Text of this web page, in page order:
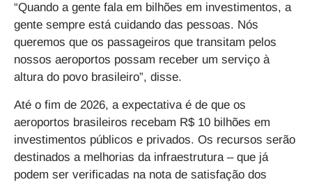
“Quando a gente fala em bilhões em investimentos, a
gente sempre está cuidando das pessoas. Nós
queremos que os passageiros que transitam pelos
nossos aeroportos possam receber um serviço à
altura do povo brasileiro”, disse.
Até o fim de 2026, a expectativa é de que os
aeroportos brasileiros recebam R$ 10 bilhões em
investimentos públicos e privados. Os recursos serão
destinados a melhorias da infraestrutura – que já
podem ser verificadas na nota de satisfação dos